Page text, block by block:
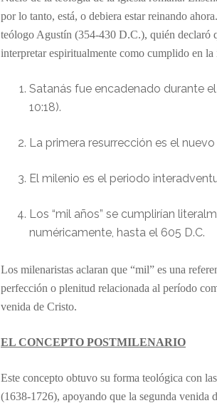
por lo tanto, está, o debiera estar reinando
teólogo Agustín (354-430 D.C.), quién declaró
interpretar espiritualmente como cumplido en la
Satanás fue encadenado durante
10:18).
La primera resurrección es el
El milenio es el periodo
Los “mil años” se cumplirían
numéricamente, hasta el 605 D.C.
Los milenaristas aclaran que “mil” es una
perfección o plenitud relacionada al período
venida de Cristo.
EL CONCEPTO POSTMILENARIO
Este concepto obtuvo su forma teológica con
(1638-1726), apoyando que la segunda venida